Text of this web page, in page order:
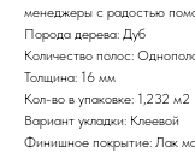
менеджеры с радостью
Порода дерева: Дуб
Количество полос:
Толщина: 16 мм
Кол-во в упаковке: 1,232 м2
Вариант укладки: Клеевой
Финишное покрытие: Лак